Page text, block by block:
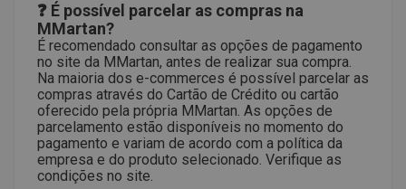
❓ É possível parcelar as compras na
MMartan?
É recomendado consultar as opções de pagamento
no site da MMartan, antes de realizar sua compra.
Na maioria dos e-commerces é possível parcelar as
compras através do Cartão de Crédito ou cartão
oferecido pela própria MMartan. As opções de
parcelamento estão disponíveis no momento do
pagamento e variam de acordo com a política da
empresa e do produto selecionado. Verifique as
condições no site.